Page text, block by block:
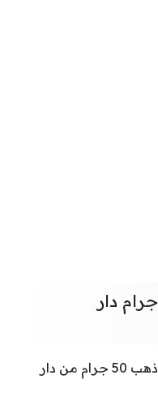
سعر سبيكة الذهب 50 جرام دار
يوضح الجدول الآتي سعر سبيكة ذهب 50 جرام من دار